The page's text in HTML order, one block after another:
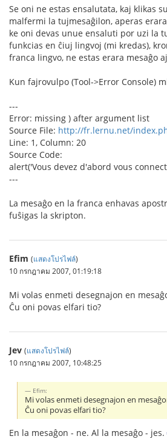
Se oni ne estas ensalutata, kaj klikas
malfermi la tujmesaĝilon, aperas
ke oni devas unue ensaluti por uzi la
funkcias en ĉiuj lingvoj (mi kredas),
franca lingvo, ne estas erara mesaĝo
Kun fajrovulpo (Tool->Error Console)
---
Error: missing ) after argument list
Source File: http://fr.lernu.net/
Line: 1, Column: 20
Source Code:
alert('Vous devez d'abord vous
---
La mesaĝo en la franca enhavas
fuŝigas la skripton.
Efim (แสดงโปรไฟล์)
10 กรกฎาคม 2007, 01:19:18
Mi volas enmeti desegnajon en
Ĉu oni povas elfari tio?
Jev (แสดงโปรไฟล์)
10 กรกฎาคม 2007, 10:48:25
Efim:
Mi volas enmeti desegnajon en
Ĉu oni povas elfari tio?
En la mesaĝon - ne. Al la mesaĝo - jes.